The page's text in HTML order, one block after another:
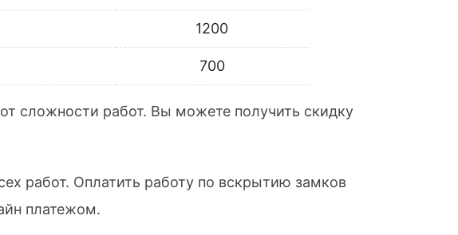
1200
700
сложности работ. Вы можете получить скидку
работ. Оплатить работу по вскрытию замков
платежом.